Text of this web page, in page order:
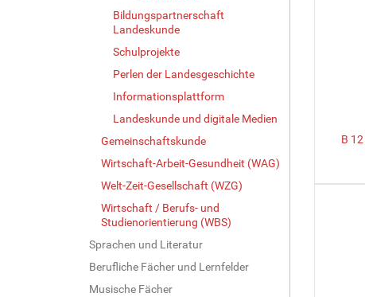
Bildungspartnerschaft
Landeskunde
Schulprojekte
Perlen der Landesgeschichte
Informationsplattform
Landeskunde und digitale Medien
Gemeinschaftskunde
Wirtschaft-Arbeit-Gesundheit (WAG)
Welt-Zeit-Gesellschaft (WZG)
Wirtschaft / Berufs- und
Studienorientierung (WBS)
Sprachen und Literatur
Berufliche Fächer und Lernfelder
Musische Fächer
B 12